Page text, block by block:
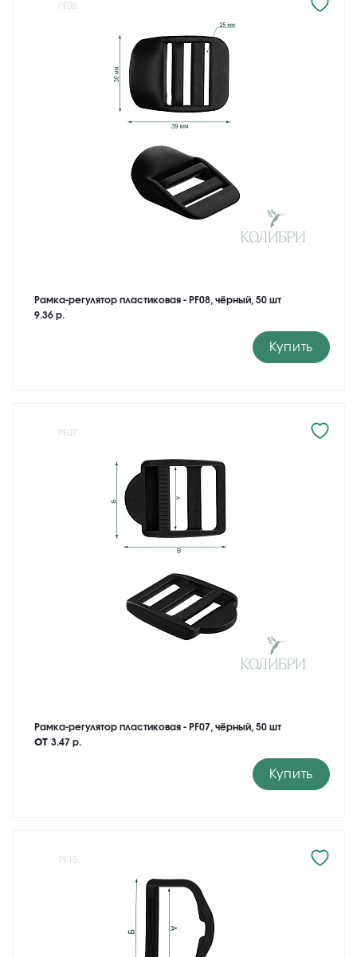
Рамка-регулятор пластиковая - PF08, чёрный, 50 шт
9.36 р.
Купить
Рамка-регулятор пластиковая - PF07, чёрный, 50 шт
от 3.47 р.
Купить